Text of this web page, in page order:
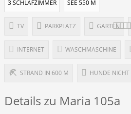
3 SCHLAFZIMMER SEE 550 M
TV PARKPLATZ GARTEN
INTERNET WASCHMASCHINE
STRAND IN 600 M HUNDE NICHT
Details zu Maria 105a